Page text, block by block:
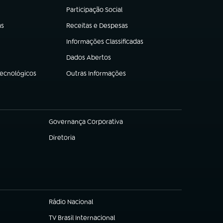
Participação Social
(abre em nova aba)
Receitas e Despesas
(abre em nova aba)
Informações Classificadas
(abre em nova aba)
Dados Abertos
(abre em nova aba)
Outras Informações
(abre em nova aba)
Governança Corporativa
(abre em nova aba)
Diretoria
(abre em nova aba)
Rádio Nacional
(abre em nova aba)
TV Brasil Internacional
(abre em nova aba)